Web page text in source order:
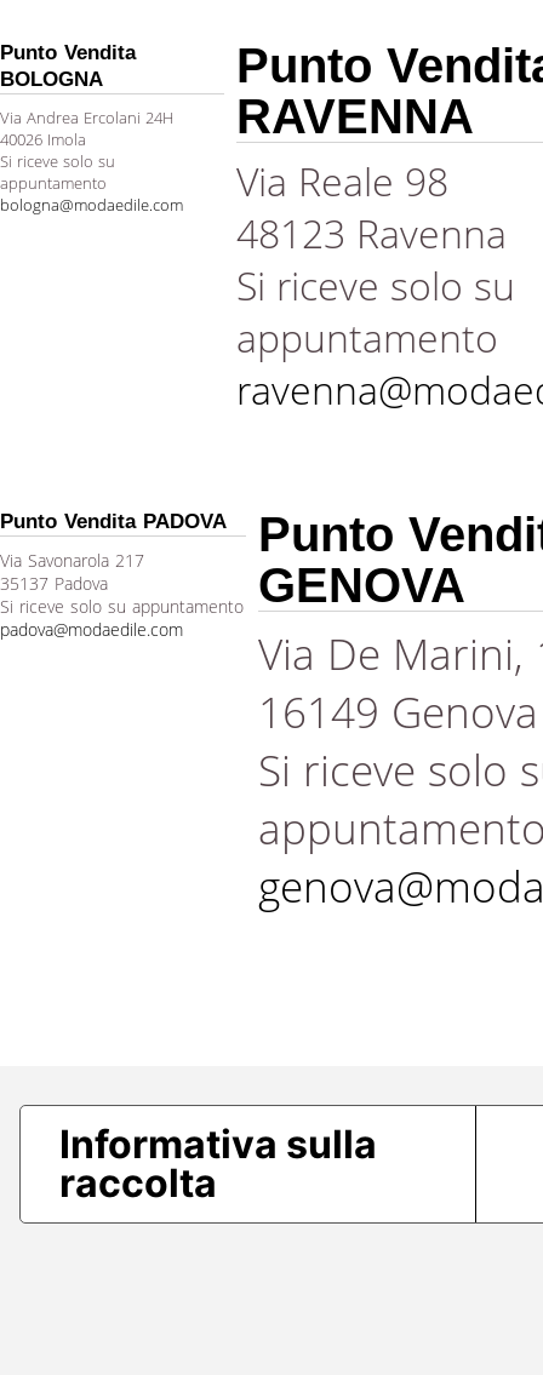
Punto Vendita
BOLOGNA
Via Andrea Ercolani 24H
40026 Imola
Si riceve solo su
appuntamento
bologna@modaedile.com
Punto
RAVENNA
Via Reale 98
48123 Ravenna
Si riceve solo su
appuntamento
Punto Vendita PADOVA
Via Savonarola 217
35137 Padova
Si riceve solo su appuntamento
padova@modaedile.com
Punto
GENOVA
Via De Marini,
16149 Genova
Si riceve solo
Informativa sulla
raccolta